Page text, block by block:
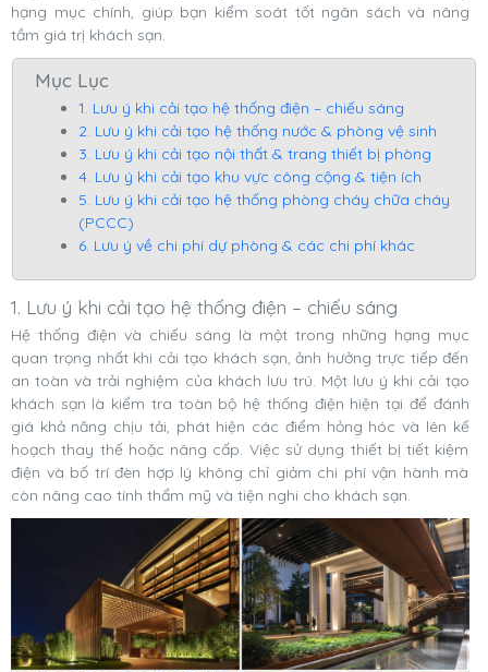
hạng mục chính, giúp bạn kiểm soát tốt ngân sách và nâng
tầm giá trị khách sạn.
Mục Lục
1. Lưu ý khi cải tạo hệ thống điện – chiếu sáng
2. Lưu ý khi cải tạo hệ thống nước & phòng vệ sinh
3. Lưu ý khi cải tạo nội thất & trang thiết bị phòng
4. Lưu ý khi cải tạo khu vực công cộng & tiện ích
5. Lưu ý khi cải tạo hệ thống phòng cháy chữa cháy
(PCCC)
6. Lưu ý về chi phí dự phòng & các chi phí khác
1. Lưu ý khi cải tạo hệ thống điện – chiếu sáng
Hệ thống điện và chiếu sáng là một trong những hạng mục
quan trọng nhất khi cải tạo khách sạn, ảnh hưởng trực tiếp đến
an toàn và trải nghiệm của khách lưu trú. Một lưu ý khi cải tạo
khách sạn là kiểm tra toàn bộ hệ thống điện hiện tại để đánh
giá khả năng chịu tải, phát hiện các điểm hỏng hóc và lên kế
hoạch thay thế hoặc nâng cấp. Việc sử dụng thiết bị tiết kiệm
điện và bố trí đèn hợp lý không chỉ giảm chi phí vận hành mà
còn nâng cao tính thẩm mỹ và tiện nghi cho khách sạn.